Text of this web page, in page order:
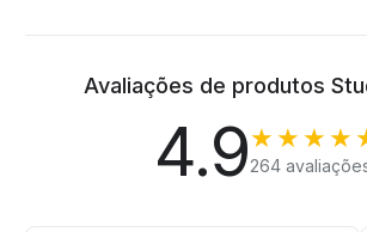
Avaliações de produtos
4.9264